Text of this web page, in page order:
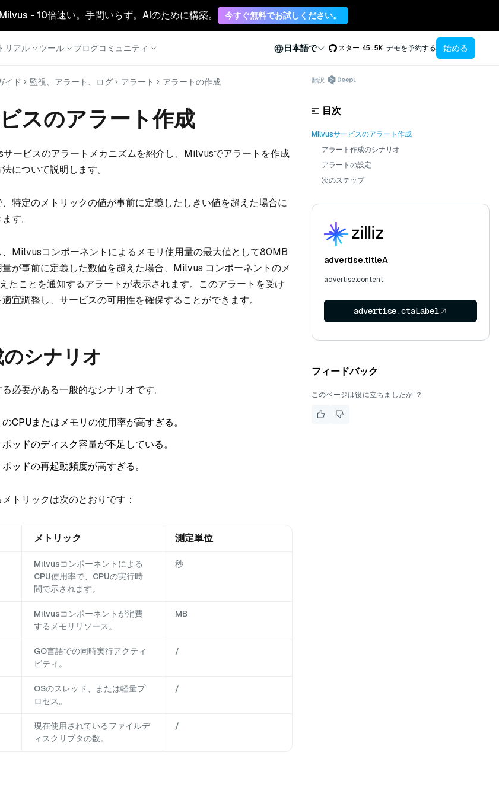
- 10倍速い。手間いらず。AIのために構築。 今すぐ無料でお試しください。
リアル ツール ブログコミュニティ 日本語で スター 45.5K デモを予約する 始める
イド 監視、アラート、ログ アラート アラートの作成
スのアラート作成
ービスのアラートメカニズムを紹介し、Milvusでアラートを作成
について説明します。
特定のメトリックの値が事前に定義したしきい値を超えた場合に
す。
Milvusコンポーネントによるメモリ使用量の最大値として80MB
が事前に定義した数値を超えた場合、Milvus コンポーネントのメ
たことを通知するアラートが表示されます。このアラートを受け
宜調整し、サービスの可用性を確保することができます。
シナリオ
必要がある一般的なシナリオです。
CPUまたはメモリの使用率が高すぎる。
ッドのディスク容量が不足している。
ッドの再起動頻度が高すぎる。
トリックは次のとおりです：
メトリック 測定単位
Milvusコンポーネントによる
CPU使用率で、CPUの実行時
間で示されます。
秒
Milvusコンポーネントが消費
するメモリリソース。
MB
GO言語での同時実行アクティ
ビティ。
/
OSのスレッド、または軽量プ
ロセス。
/
現在使用されているファイルデ
ィスクリプタの数。
/
翻訳
目次
Milvusサービスのアラート作成
アラート作成のシナリオ
アラートの設定
次のステップ
advertise.titleA
advertise.content
advertise.ctaLabel
フィードバック
このページは役に立ちましたか ？